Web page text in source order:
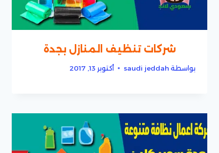
شركات تنظيف المنازل بجدة
بواسطة saudi jeddah أكتوبر 13, 2017